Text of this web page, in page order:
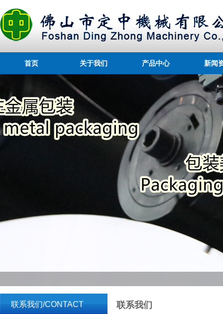
首页 关于我们 产品中心 新闻
联系我们/CONTACT 联系我们